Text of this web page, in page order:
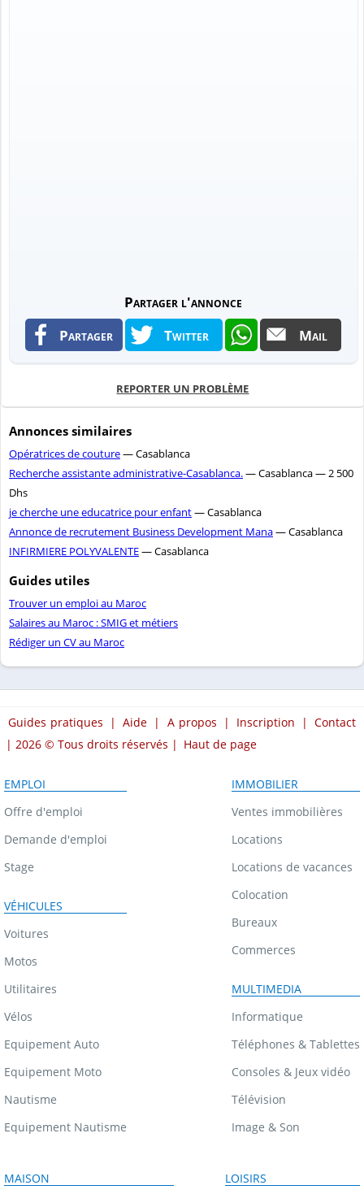
Partager l'annonce
Partager Twitter Mail
REPORTER UN PROBLÈME
Annonces similaires
Opératrices de couture— Casablanca
Recherche assistante administrative-Casablanca.— Casablanca — 2 500
Dhs
je cherche une educatrice pour enfant— Casablanca
Annonce de recrutement Business Development Mana— Casablanca
INFIRMIERE POLYVALENTE— Casablanca
Guides utiles
Trouver un emploi au Maroc
Salaires au Maroc : SMIG et métiers
Rédiger un CV au Maroc
Guides pratiques | Aide | A propos | Inscription | Contact
| 2026 © Tous droits réservés | Haut de page
EMPLOI
Offre d'emploi
Demande d'emploi
Stage
VÉHICULES
Voitures
Motos
Utilitaires
Vélos
Equipement Auto
Equipement Moto
Nautisme
Equipement Nautisme
IMMOBILIER
Ventes immobilières
Locations
Locations de vacances
Colocation
Bureaux
Commerces
MULTIMEDIA
Informatique
Téléphones & Tablettes
Consoles & Jeux vidéo
Télévision
Image & Son
MAISON LOISIRS